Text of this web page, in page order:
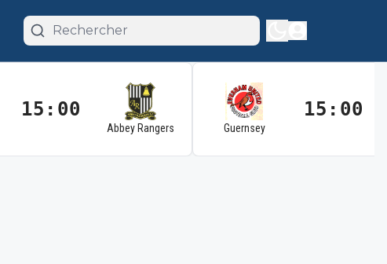
15:00
Abbey Rangers Guernsey
15:00